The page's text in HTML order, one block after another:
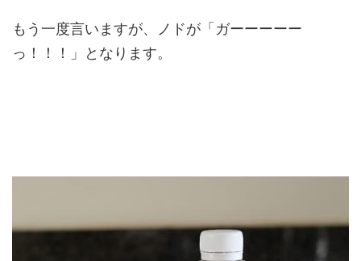
もう一度言いますが、ノドが「ガーーーーー
っ！！！」となります。